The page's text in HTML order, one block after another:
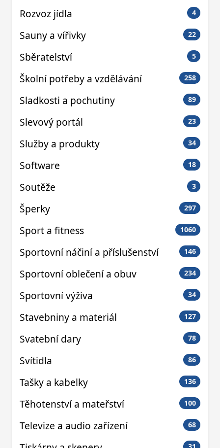
Rozvoz jídla 4
Sauny a vířivky 22
Sběratelství 5
Školní potřeby a vzdělávání 258
Sladkosti a pochutiny 89
Slevový portál 23
Služby a produkty 34
Software 18
Soutěže 3
Šperky 297
Sport a fitness 1060
Sportovní náčiní a příslušenství 146
Sportovní oblečení a obuv 234
Sportovní výživa 34
Stavebniny a materiál 127
Svatební dary 78
Svítidla 86
Tašky a kabelky 136
Těhotenství a mateřství 100
Televize a audio zařízení 68
31